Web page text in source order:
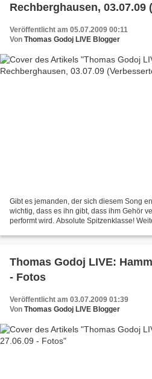
Rechberghausen, 03.07.09
Veröffentlicht am 05.07.2009 00:11
Von Thomas Godoj LIVE Blogger
Gibt es jemanden, der sich diesem Song
wichtig, dass es ihn gibt, dass ihm Gehör
performt wird. Absolute Spitzenklasse!
Thomas Godoj LIVE:
- Fotos
Veröffentlicht am 03.07.2009 01:39
Von Thomas Godoj LIVE Blogger